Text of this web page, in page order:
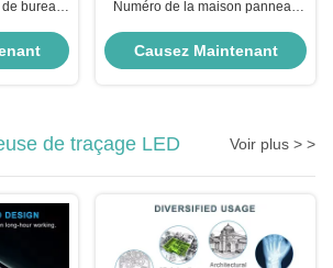
bureau
Numéro de la maison panneau
Panneau de bureau Porte plaque
Causez Maintenant
de traçage LED Voir plus > >